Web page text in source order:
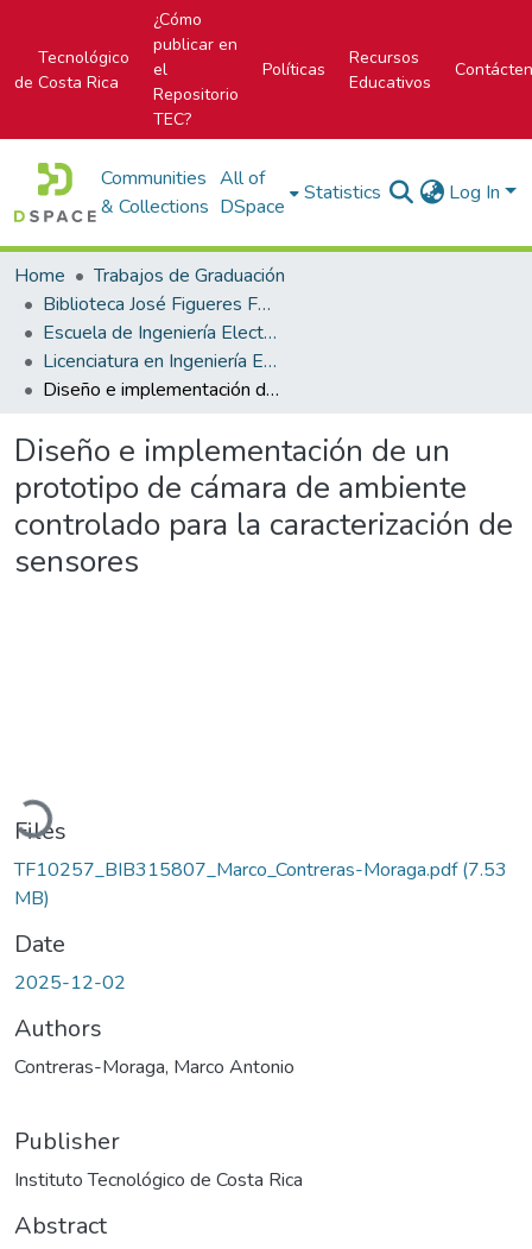
Tecnológico
de Costa Rica
¿Cómo
publicar en
el
Repositorio
TEC?
Políticas
Recursos
Educativos
Communities
& Collections
All of
DSpace
Statistics Log In
Home
Trabajos de Graduación
Biblioteca José Figueres Ferrer
Escuela de Ingeniería Electrónica
Licenciatura en Ingeniería Electrónica
Diseño e implementación de un prototipo de cámara de ambiente controlado para la caracterización de sensores
Diseño e implementación de un
prototipo de cámara de ambiente
controlado para la caracterización de
sensores
Loading...
Files
TF10257_BIB315807_Marco_Contreras-Moraga.pdf(7.53
MB)
Date
2025-12-02
Authors
Contreras-Moraga, Marco Antonio
Publisher
Instituto Tecnológico de Costa Rica
Abstract